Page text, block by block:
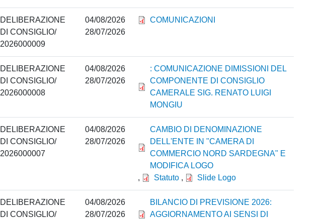
DELIBERAZIONE
DI CONSIGLIO/
2026000009
04/08/2026
28/07/2026
COMUNICAZIONI
DELIBERAZIONE
DI CONSIGLIO/
2026000008
04/08/2026
28/07/2026
: COMUNICAZIONE DIMISSIONI DEL
COMPONENTE DI CONSIGLIO
CAMERALE SIG. RENATO LUIGI
MONGIU
DELIBERAZIONE
DI CONSIGLIO/
2026000007
04/08/2026
28/07/2026
CAMBIO DI DENOMINAZIONE
DELL'ENTE IN "CAMERA DI
COMMERCIO NORD SARDEGNA" E
MODIFICA LOGO
,
Statuto , Slide Logo
DELIBERAZIONE
DI CONSIGLIO/
04/08/2026
28/07/2026
BILANCIO DI PREVISIONE 2026:
AGGIORNAMENTO AI SENSI DI